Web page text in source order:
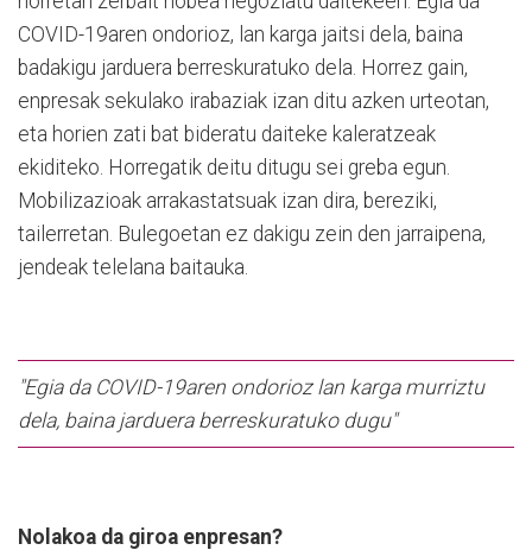
COVID-19aren ondorioz, lan karga jaitsi dela, baina
badakigu jarduera berreskuratuko dela. Horrez gain,
enpresak sekulako irabaziak izan ditu azken urteotan,
eta horien zati bat bideratu daiteke kaleratzeak
ekiditeko. Horregatik deitu ditugu sei greba egun.
Mobilizazioak arrakastatsuak izan dira, bereziki,
tailerretan. Bulegoetan ez dakigu zein den jarraipena,
jendeak telelana baitauka.
"Egia da COVID-19aren ondorioz lan karga murriztu
dela, baina jarduera berreskuratuko dugu"
Nolakoa da giroa enpresan?